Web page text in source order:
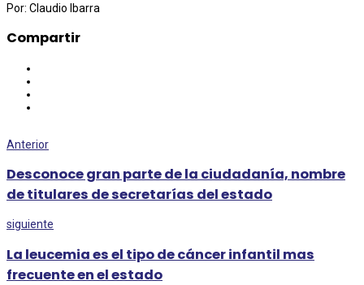
Por: Claudio Ibarra
Compartir
Anterior
Desconoce gran parte de la ciudadanía, nombre
de titulares de secretarías del estado
siguiente
La leucemia es el tipo de cáncer infantil mas
frecuente en el estado